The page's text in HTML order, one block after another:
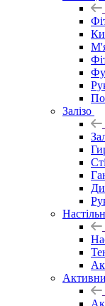
Залізо